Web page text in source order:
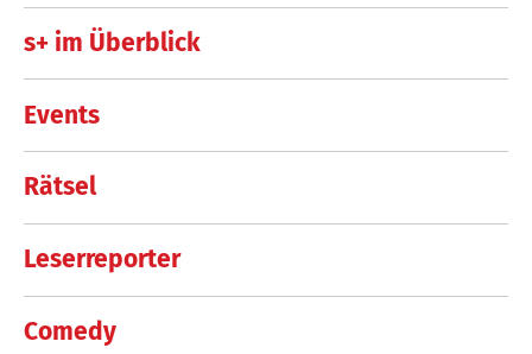
s+ im Überblick
Events
Rätsel
Leserreporter
Comedy